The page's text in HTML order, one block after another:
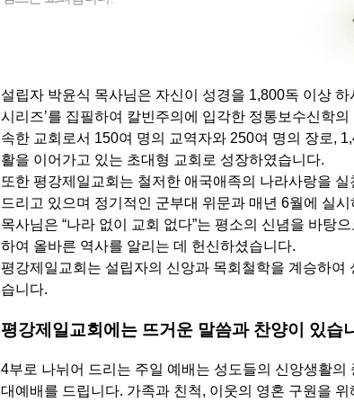
설립자 박윤식 목사님은 자신이 성경을 1,800독 이상
시리즈’를 집필하여 칼빈주의에 입각한 정통보수신학
속한 교회로서 150여 명의 교역자와 250여 명의 장로,
활을 이어가고 있는 초대형 교회로 성장하였습니다.
또한 평강제일교회는 철저한 애국애족의 나라사랑을
드리고 있으며 정기적인 군부대 위문과 매년 6월에 실
목사님은 “나라 없이 교회 없다”는 평소의 신념을 바탕
하여 올바른 역사를 알리는 데 헌신하셨습니다.
평강제일교회는 설립자의 신앙과 목회철학을 계승하
습니다.
평강제일교회에는 뜨거운 말씀과 찬양이 있습
4부로 나뉘어 드리는 주일 예배는 성도들의 신앙생활
대예배를 드립니다. 가족과 친척, 이웃의 영혼 구원을